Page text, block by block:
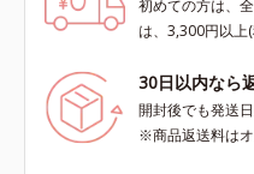
初めての方は、
は、3,300円以上
30日以内なら
開封後でも発送
※商品返送料は